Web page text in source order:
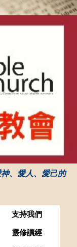
、愛人、愛己的
支持我們
靈修讀經